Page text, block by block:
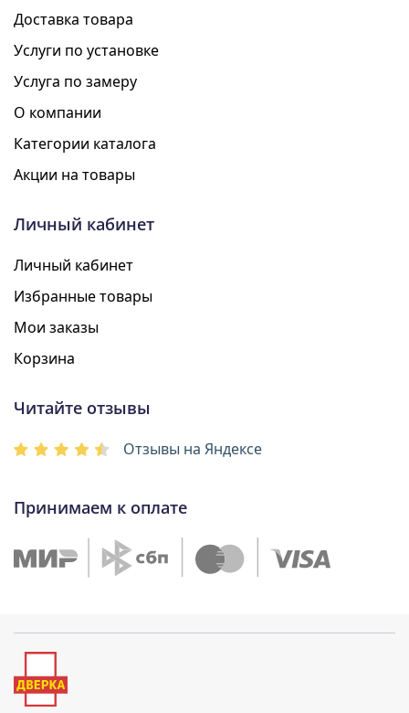
Доставка товара
Услуги по установке
Услуга по замеру
О компании
Категории каталога
Акции на товары
Личный кабинет
Личный кабинет
Избранные товары
Мои заказы
Корзина
Читайте отзывы
Отзывы на Яндексе
Принимаем к оплате